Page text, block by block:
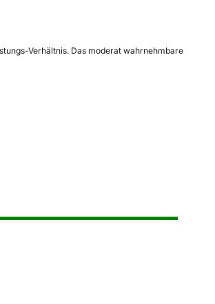
Verhältnis. Das moderat wahrnehmbare